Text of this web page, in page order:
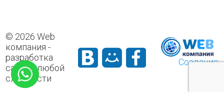
© 2026 Web
компания -
разработка
сайтов любой
сложности
Создание